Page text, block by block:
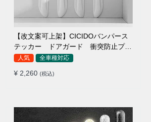
【改文案可上架】CICIDOバンパース
テッカー ドアガード 衝突防止プロ
テクター 耐スクラッチ シリカゲル
人気 全車種対応
¥ 2,260 (税込)